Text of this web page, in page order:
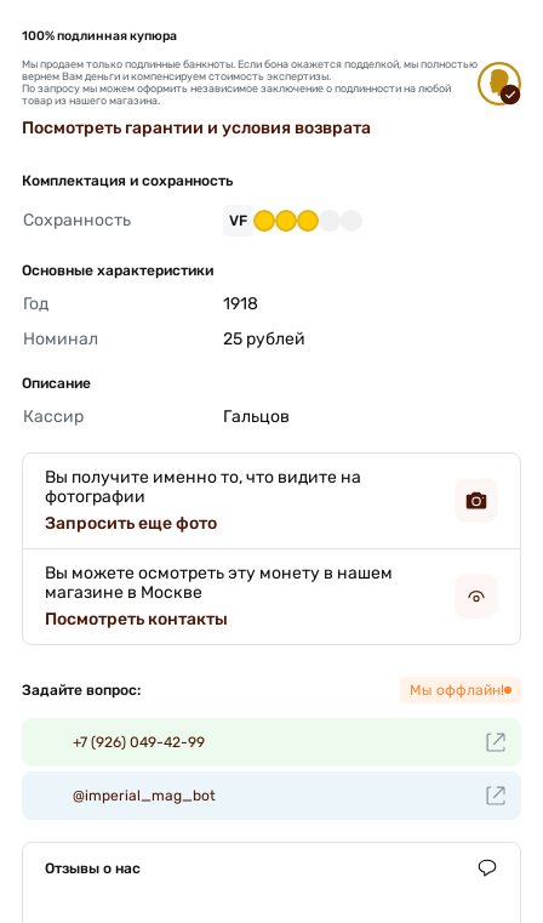
100% подлинная купюра
Мы продаем только подлинные банкноты. Если бона окажется подделкой, мы полностью
вернем Вам деньги и компенсируем стоимость экспертизы.
По запросу мы можем оформить независимое заключение о подлинности на любой
товар из нашего магазина.
Посмотреть гарантии и условия возврата
Комплектация и сохранность
Сохранность VF
Основные характеристики
Год
1918
Номинал
25 рублей
Описание
Кассир Гальцов
Вы получите именно то, что видите на
фотографии
Запросить еще фото
Вы можете осмотреть эту монету в нашем
магазине в Москве
Посмотреть контакты
Задайте вопрос: Мы оффлайн!
+7 (926) 049-42-99
@imperial_mag_bot
Отзывы о нас